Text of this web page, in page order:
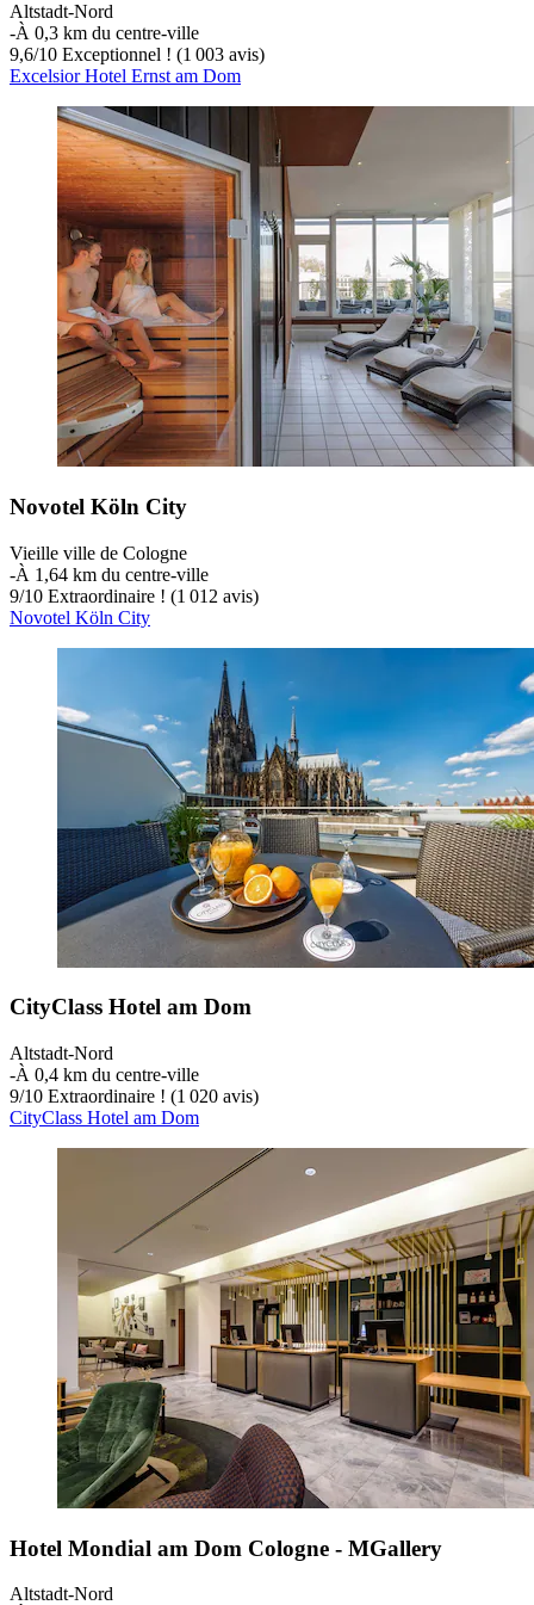
Altstadt-Nord
‐À 0,3 km du centre-ville
9,6/10 Exceptionnel ! (1 003 avis)
Excelsior Hotel Ernst am Dom
Novotel Köln City
Vieille ville de Cologne
‐À 1,64 km du centre-ville
9/10 Extraordinaire ! (1 012 avis)
Novotel Köln City
CityClass Hotel am Dom
Altstadt-Nord
‐À 0,4 km du centre-ville
9/10 Extraordinaire ! (1 020 avis)
CityClass Hotel am Dom
Hotel Mondial am Dom Cologne - MGallery
Altstadt-Nord